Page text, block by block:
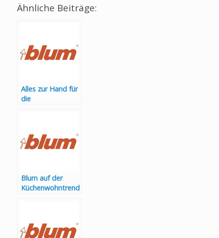
Ähnliche Beiträge:
Alles zur Hand für
die
Blum auf der
Küchenwohntrend